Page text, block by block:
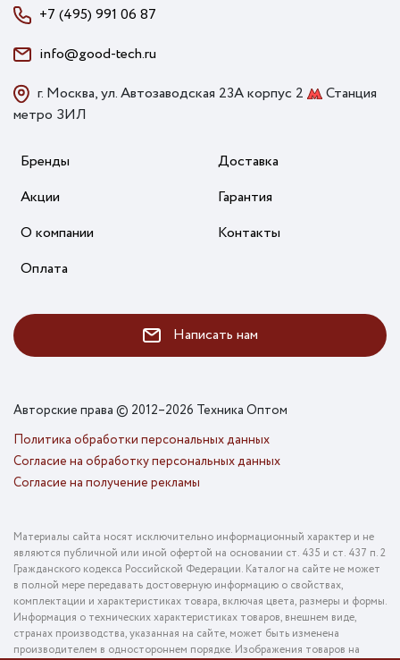
+7 (495) 991 06 87
info@good-tech.ru
г. Москва, ул. Автозаводская 23А корпус 2
Станция
метро ЗИЛ
Бренды
Акции
О компании
Оплата
Доставка
Гарантия
Контакты
Написать нам
Авторские права © 2012–2026 Техника Оптом
Политика обработки персональных данных
Согласие на обработку персональных данных
Согласие на получение рекламы
Материалы сайта носят исключительно информационный характер и не
являются публичной или иной офертой на основании ст. 435 и ст. 437 п. 2
Гражданского кодекса Российской Федерации. Каталог на сайте не может
в полной мере передавать достоверную информацию о свойствах,
комплектации и характеристиках товара, включая цвета, размеры и формы.
Информация о технических характеристиках товаров, внешнем виде,
странах производства, указанная на сайте, может быть изменена
производителем в одностороннем порядке. Изображения товаров на